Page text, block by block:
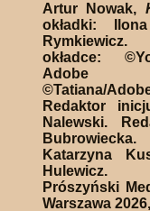
Artur Nowak,
okładki:
okładce:
Adobe
©Tatiana/
Redaktor
Nalewski.
Katarzyna
Hulewicz.
Prószyński
Warszawa